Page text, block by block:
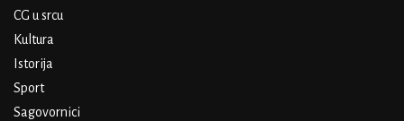
CG u srcu
Kultura
Istorija
Sport
Sagovornici